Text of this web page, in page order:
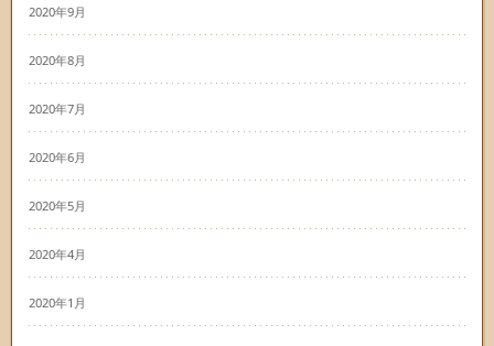
2020年9月
2020年8月
2020年7月
2020年6月
2020年5月
2020年4月
2020年1月